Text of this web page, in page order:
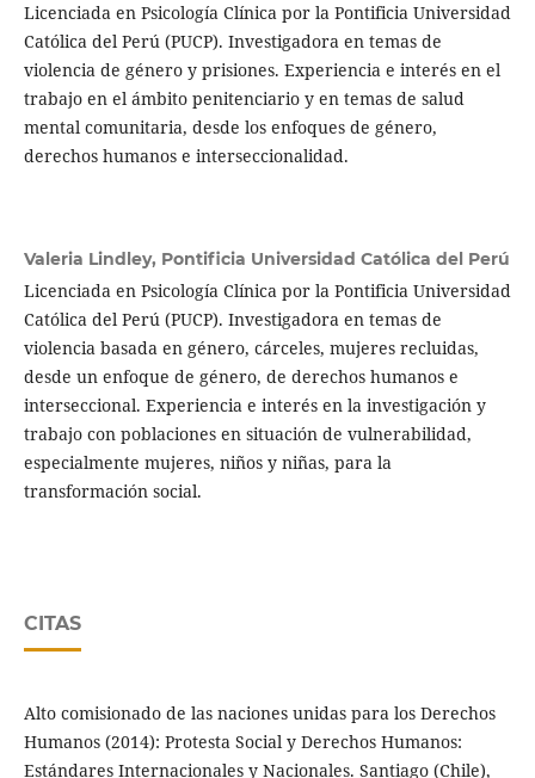
Licenciada en Psicología Clínica por la Pontificia Universidad
Católica del Perú (PUCP). Investigadora en temas de
violencia de género y prisiones. Experiencia e interés en el
trabajo en el ámbito penitenciario y en temas de salud
mental comunitaria, desde los enfoques de género,
derechos humanos e interseccionalidad.
Valeria Lindley, Pontificia Universidad Católica del Perú
Licenciada en Psicología Clínica por la Pontificia Universidad
Católica del Perú (PUCP). Investigadora en temas de
violencia basada en género, cárceles, mujeres recluidas,
desde un enfoque de género, de derechos humanos e
interseccional. Experiencia e interés en la investigación y
trabajo con poblaciones en situación de vulnerabilidad,
especialmente mujeres, niños y niñas, para la
transformación social.
CITAS
Alto comisionado de las naciones unidas para los Derechos
Humanos (2014): Protesta Social y Derechos Humanos:
Estándares Internacionales y Nacionales. Santiago (Chile),